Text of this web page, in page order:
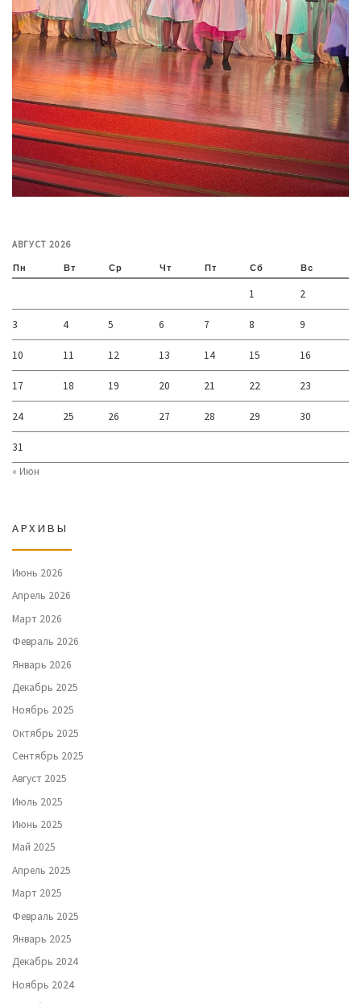
АВГУСТ 2026
Пн Вт Ср Чт Пт Сб Вс
1 2
3 4 5 6 7 8 9
10 11 12 13 14 15 16
17 18 19 20 21 22 23
24 25 26 27 28 29 30
31
« Июн
АРХИВЫ
Июнь 2026
Апрель 2026
Март 2026
Февраль 2026
Январь 2026
Декабрь 2025
Ноябрь 2025
Октябрь 2025
Сентябрь 2025
Август 2025
Июль 2025
Июнь 2025
Май 2025
Апрель 2025
Март 2025
Февраль 2025
Январь 2025
Декабрь 2024
Ноябрь 2024